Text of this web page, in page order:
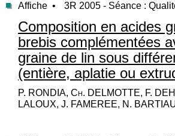
Affiche • 3R 2005 - Séance :
Composition en acides
brebis complémentées
graine de lin sous
(entière, aplatie ou
P. RONDIA, Ch. DELMOTTE, F.
LALOUX, J. FAMEREE, N.